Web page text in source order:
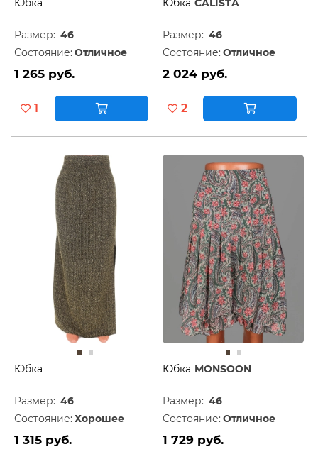
Юбка
Размер: 46
Состояние: Отличное
1 265 руб.
1
Юбка CALISTA
Размер: 46
Состояние: Отличное
2 024 руб.
2
Юбка
Размер: 46
Состояние: Хорошее
1 315 руб.
Юбка MONSOON
Размер: 46
Состояние: Отличное
1 729 руб.